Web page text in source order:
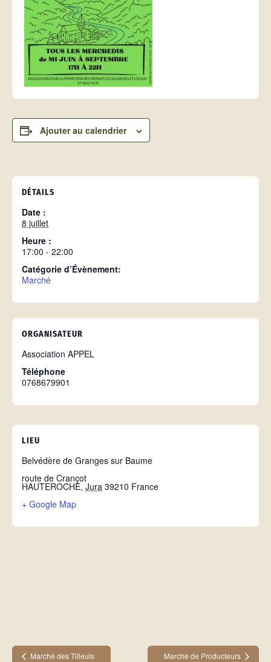
Ajouter au calendrier
DÉTAILS
Date :
8 juillet
Heure :
17:00 - 22:00
Catégorie d’Évènement:
Marché
ORGANISATEUR
Association APPEL
Téléphone
0768679901
LIEU
Belvédère de Granges sur Baume
route de Crançot
HAUTEROCHE, Jura 39210 France
+ Google Map
Marché des Tilleuls Marché de Producteurs